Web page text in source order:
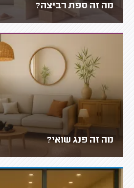
מה זה ספת רביצה?
מה זה פנג שואי?